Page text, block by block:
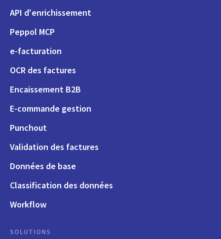
API d'enrichissement
Peppol MCP
e-facturation
OCR des factures
Encaissement B2B
E-commande gestion
Punchout
Validation des factures
Données de base
Classification des données
Workflow
SOLUTIONS